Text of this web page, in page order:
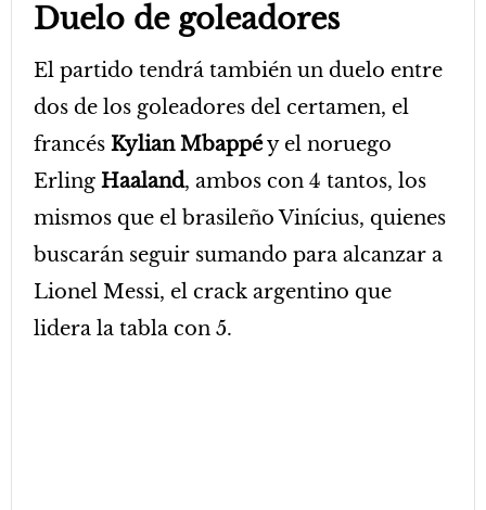
Duelo de goleadores
El partido tendrá también un duelo entre
dos de los goleadores del certamen, el
francés Kylian Mbappéy el noruego
Erling Haaland, ambos con 4 tantos, los
mismos que el brasileño Vinícius, quienes
buscarán seguir sumando para alcanzar a
Lionel Messi, el crack argentino que
lidera la tabla con 5.